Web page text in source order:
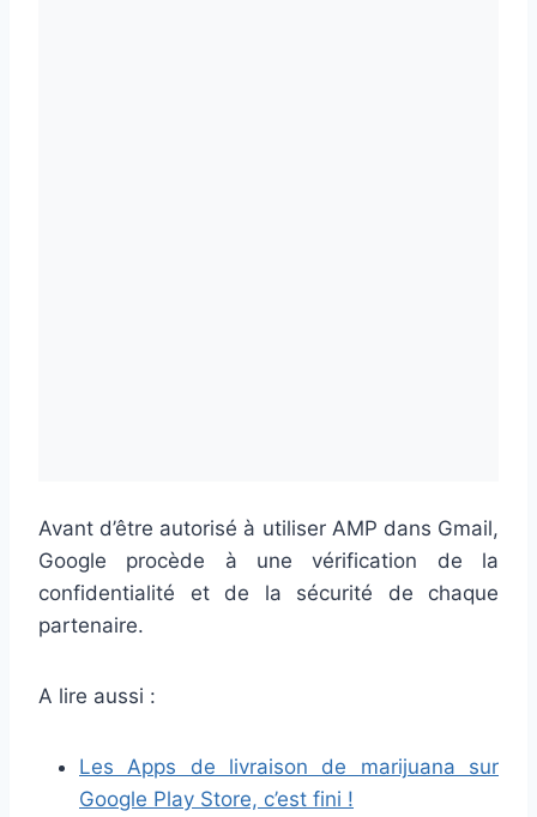
Avant d’être autorisé à utiliser AMP dans Gmail,
Google procède à une vérification de la
confidentialité et de la sécurité de chaque
partenaire.
A lire aussi :
Les Apps de livraison de marijuana sur
Google Play Store, c’est fini !